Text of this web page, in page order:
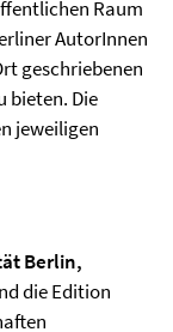
Raum
AutorInnen
geschriebenen
bieten. Die
jeweiligen
Berlin,
die Edition